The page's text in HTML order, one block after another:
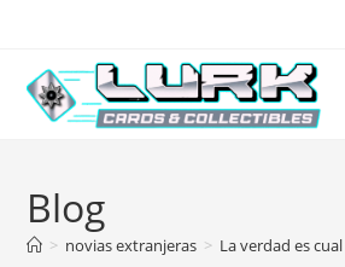
content
Blog
> novias extranjeras > La verdad es